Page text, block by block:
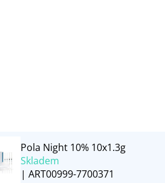
Pola Night 10% 10x1.3g
Skladem
| ART00999-7700371